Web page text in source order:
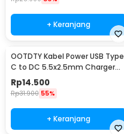
+ Keranjang
OOTDTY Kabel Power USB Type
C to DC 5.5x2.5mm Charger
Router CCTV 97cm 9V - PA12M
Rp14.500
Rp31.900 55%
+ Keranjang